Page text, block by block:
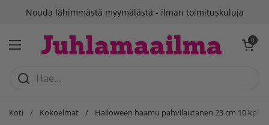
Siirry sisältöön
Nouda lähimmästä myymälästä - ilman toimituskuluja
Avaa valikko
Avaa 0
Koti / Kokoelmat / Halloween haamu pahvilautanen 23 cm 10 kpl/